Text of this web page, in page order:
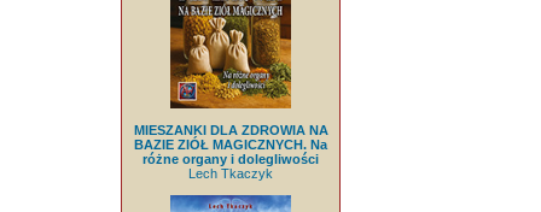
MIESZANKI DLA ZDROWIA NA
BAZIE ZIÓŁ MAGICZNYCH. Na
różne organy i dolegliwości
Lech Tkaczyk